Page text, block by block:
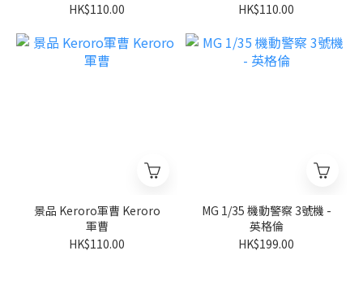
HK$110.00
HK$110.00
景品 Keroro軍曹 Keroro
軍曹
HK$110.00
MG 1/35 機動警察 3號機 -
英格倫
HK$199.00